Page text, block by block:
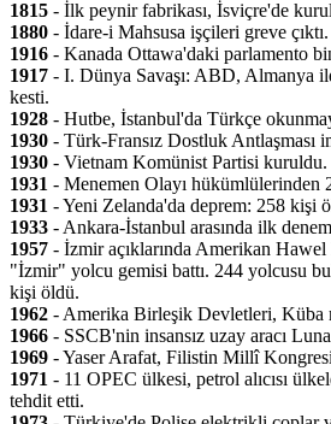
1815 - İlk peynir fabrikası, İsviçre'de
1880 - İdare-i Mahsusa işçileri greve çıktı.
1916 - Kanada Ottawa'daki parlamento
1917 - I. Dünya Savaşı: ABD, Almanya
kesti.
1928 - Hutbe, İstanbul'da Türkçe
1930 - Türk-Fransız Dostluk Antlaşması
1930 - Vietnam Komünist Partisi kuruldu.
1931 - Menemen Olayı hükümlülerinden
1931 - Yeni Zelanda'da deprem: 258 kişi
1933 - Ankara-İstanbul arasında ilk
1957 - İzmir açıklarında Amerikan Hawel
"İzmir" yolcu gemisi battı. 244 yolcusu
kişi öldü.
1962 - Amerika Birleşik Devletleri, Küba
1966 - SSCB'nin insansız uzay aracı
1969 - Yaser Arafat, Filistin Millî Kongresi
1971 - 11 OPEC ülkesi, petrol alıcısı
tehdit etti.